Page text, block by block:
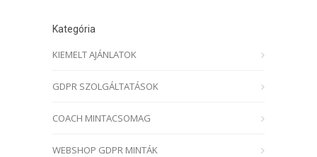
Kategória
KIEMELT AJÁNLATOK
GDPR SZOLGÁLTATÁSOK
COACH MINTACSOMAG
WEBSHOP GDPR MINTÁK